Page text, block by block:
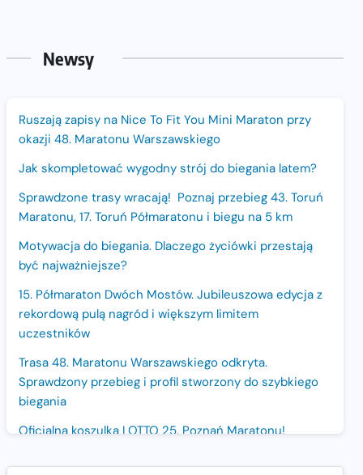
Newsy
Ruszają zapisy na Nice To Fit You Mini Maraton przy
okazji 48. Maratonu Warszawskiego
Jak skompletować wygodny strój do biegania latem?
Sprawdzone trasy wracają! Poznaj przebieg 43. Toruń
Maratonu, 17. Toruń Półmaratonu i biegu na 5 km
Motywacja do biegania. Dlaczego życiówki przestają
być najważniejsze?
15. Półmaraton Dwóch Mostów. Jubileuszowa edycja z
rekordową pulą nagród i większym limitem
uczestników
Trasa 48. Maratonu Warszawskiego odkryta.
Sprawdzony przebieg i profil stworzony do szybkiego
biegania
Oficjalna koszulka LOTTO 25. Poznań Maratonu!